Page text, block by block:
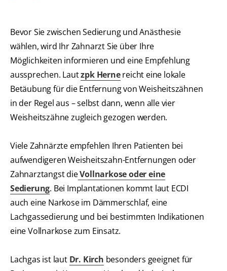
Bevor Sie zwischen Sedierung und Anästhesie
wählen, wird Ihr Zahnarzt Sie über Ihre
Möglichkeiten informieren und eine Empfehlung
aussprechen. Lautzpk Hernereicht eine lokale
Betäubung für die Entfernung von Weisheitszähnen
in der Regel aus – selbst dann, wenn alle vier
Weisheitszähne zugleich gezogen werden.
Viele Zahnärzte empfehlen Ihren Patienten bei
aufwendigeren Weisheitszahn-Entfernungen oder
Zahnarztangst dieVollnarkose oder eine
Sedierung. Bei Implantationen kommt laut ECDI
auch eine Narkose im Dämmerschlaf, eine
Lachgassedierung und bei bestimmten Indikationen
eine Vollnarkose zum Einsatz.
Lachgas ist laut Dr. Kirch besonders geeignet für